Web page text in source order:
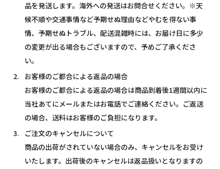
品を発送します。海外への発送はお問合せください。※天
候不順や交通事情など予期せぬ理由などやむを得ない事
情、予期せぬトラブル、配送混雑時には、お届け日に多少
の変更が出る場合もございますので、予めご了承くださ
い。
お客様のご都合による返品の場合
お客様のご都合による返品の場合は商品到着後1週間以内に
当社あてにメールまたはお電話でご連絡ください。ご返送
の場合、送料はお客様のご負担になります。
ご注文のキャンセルについて
商品の出荷がされていない場合のみ、キャンセルをお受け
いたします。出荷後のキャンセルは返品扱いとなりますの